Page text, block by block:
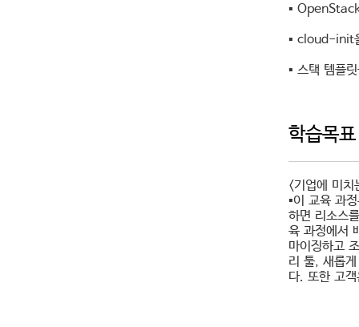
▪
▪ cloud-init
▪ 스택 템플
학습목표
<기업에 미치
▪이 교육 과
하면 리소스
육 과정에서
마이징하고
리 툴, 새롭
다. 또한 고